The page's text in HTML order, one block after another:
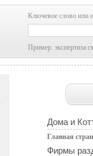
Ключевое слово или
Пример: экспертиза
Дома и
Главная
Фирмы